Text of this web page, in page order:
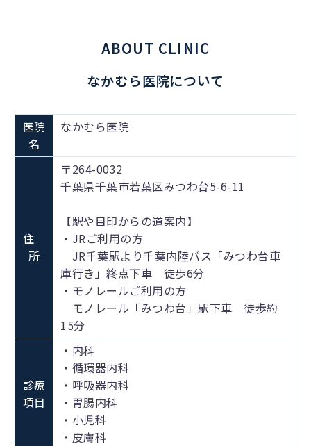
ABOUT CLINIC
なかむら医院について
医院
名
なかむら医院
住
所
〒264-0032
千葉県千葉市若葉区みつわ台5-6-11
【駅や目印からの道案内】
・JRご利用の方
JR千葉駅より千葉内陸バス「みつわ台車
庫行き」終点下車 徒歩6分
・モノレールご利用の方
モノレール「みつわ台」駅下車 徒歩約
15分
診療
項目
・内科
・循環器内科
・呼吸器内科
・胃腸内科
・小児科
・皮膚科